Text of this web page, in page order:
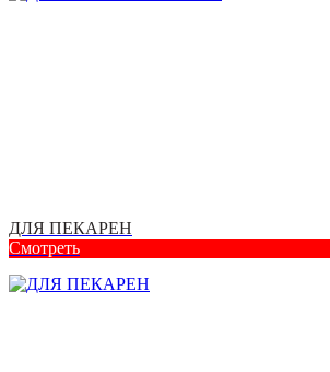
ДЛЯ ПЕКАРЕН
Смотреть